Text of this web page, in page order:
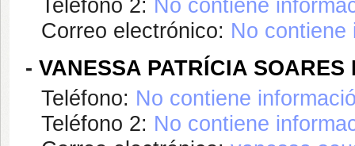
Teléfono 2: No contiene
Correo electrónico: No contiene
- VANESSA PATRÍCIA SOARES
Teléfono: No contiene
Teléfono 2: No contiene